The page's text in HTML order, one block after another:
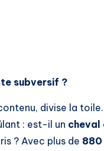
subversif ?
divise la
: est-il un cheval
? Avec plus de 880